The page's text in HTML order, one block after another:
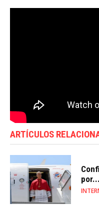
ARTÍCULOS
por...